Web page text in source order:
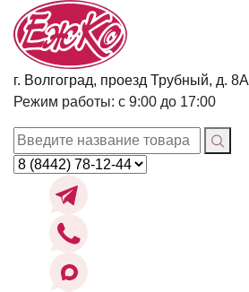
г. Волгоград, проезд Трубный, д. 8А
Режим работы: с 9:00 до 17:00